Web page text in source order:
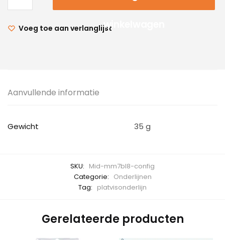
winkelwagen
Voeg toe aan verlanglijst
Aanvullende informatie
Gewicht 35 g
SKU: Mid-mm7bl8-config
Categorie: Onderlijnen
Tag: platvisonderlijn
Gerelateerde producten